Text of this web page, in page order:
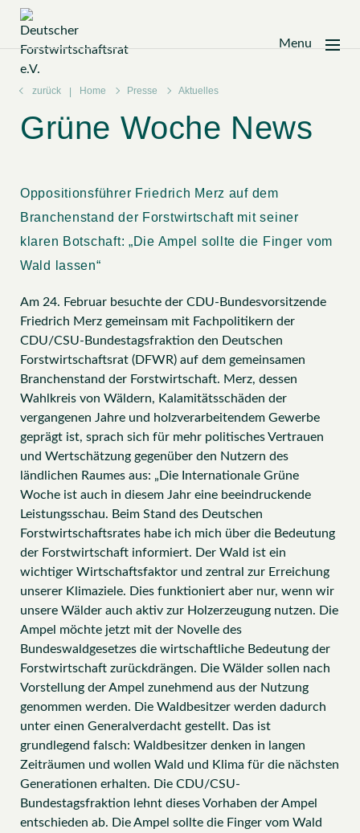
Zum
Inhalt
springen
Menu
zurück Home Presse Aktuelles
Grüne Woche News
Oppositionsführer Friedrich Merz auf dem
Branchenstand der Forstwirtschaft mit seiner
klaren Botschaft: „Die Ampel sollte die Finger vom
Wald lassen“
Am 24. Februar besuchte der CDU-Bundesvorsitzende
Friedrich Merz gemeinsam mit Fachpolitikern der
CDU/CSU-Bundestagsfraktion den Deutschen
Forstwirtschaftsrat (DFWR) auf dem gemeinsamen
Branchenstand der Forstwirtschaft. Merz, dessen
Wahlkreis von Wäldern, Kalamitätsschäden der
vergangenen Jahre und holzverarbeitendem Gewerbe
geprägt ist, sprach sich für mehr politisches Vertrauen
und Wertschätzung gegenüber den Nutzern des
ländlichen Raumes aus: „Die Internationale Grüne
Woche ist auch in diesem Jahr eine beeindruckende
Leistungsschau. Beim Stand des Deutschen
Forstwirtschaftsrates habe ich mich über die Bedeutung
der Forstwirtschaft informiert. Der Wald ist ein
wichtiger Wirtschaftsfaktor und zentral zur Erreichung
unserer Klimaziele. Dies funktioniert aber nur, wenn wir
unsere Wälder auch aktiv zur Holzerzeugung nutzen. Die
Ampel möchte jetzt mit der Novelle des
Bundeswaldgesetzes die wirtschaftliche Bedeutung der
Forstwirtschaft zurückdrängen. Die Wälder sollen nach
Vorstellung der Ampel zunehmend aus der Nutzung
genommen werden. Die Waldbesitzer werden dadurch
unter einen Generalverdacht gestellt. Das ist
grundlegend falsch: Waldbesitzer denken in langen
Zeiträumen und wollen Wald und Klima für die nächsten
Generationen erhalten. Die CDU/CSU-
Bundestagsfraktion lehnt dieses Vorhaben der Ampel
entschieden ab. Die Ampel sollte die Finger vom Wald